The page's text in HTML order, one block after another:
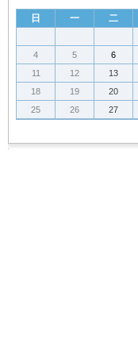
日 一 二
4
5 6
11
12 13
18
19 20
25
26 27